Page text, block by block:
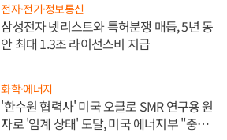
전자·전기·정보통신
삼성전자 넷리스트와 특허분쟁 매듭, 5년 동
안 최대 1.3조 라이선스비 지급
화학·에너지
'한수원 협력사' 미국 오클로 SMR 연구용 원
자로 '임계 상태' 도달, 미국 에너지부 "중요